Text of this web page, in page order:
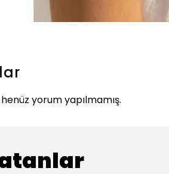
yorum yapılmamış.